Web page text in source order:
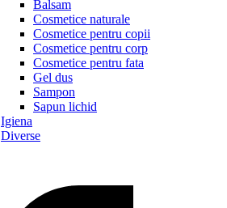
Balsam
Cosmetice naturale
Cosmetice pentru copii
Cosmetice pentru corp
Cosmetice pentru fata
Gel dus
Sampon
Sapun lichid
Igiena
Diverse